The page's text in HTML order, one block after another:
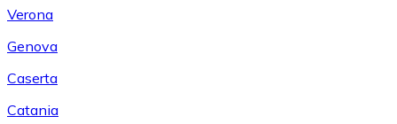
Verona
Genova
Caserta
Catania